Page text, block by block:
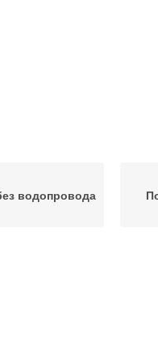
водопровода